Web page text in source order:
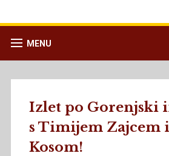
MENU
Izlet po Gorenjski
s Timijem Zajcem
Kosom!